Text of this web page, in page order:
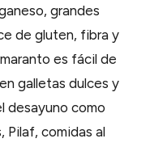
grandes
de gluten, fibra y
es fácil de
galletas dulces y
desayuno como
Pilaf, comidas al